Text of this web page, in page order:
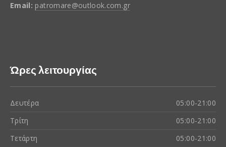
Email: patromare@outlook.com.gr
Ώρες λειτουργίας
Δευτέρα
05:00-21:00
Τρίτη
05:00-21:00
Τετάρτη
05:00-21:00